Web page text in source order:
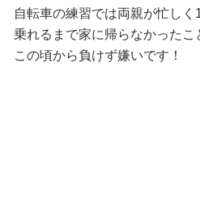
自転車の練習では両親が忙しく
乗れるまで家に帰らなかったこ
この頃から負けず嫌いです！